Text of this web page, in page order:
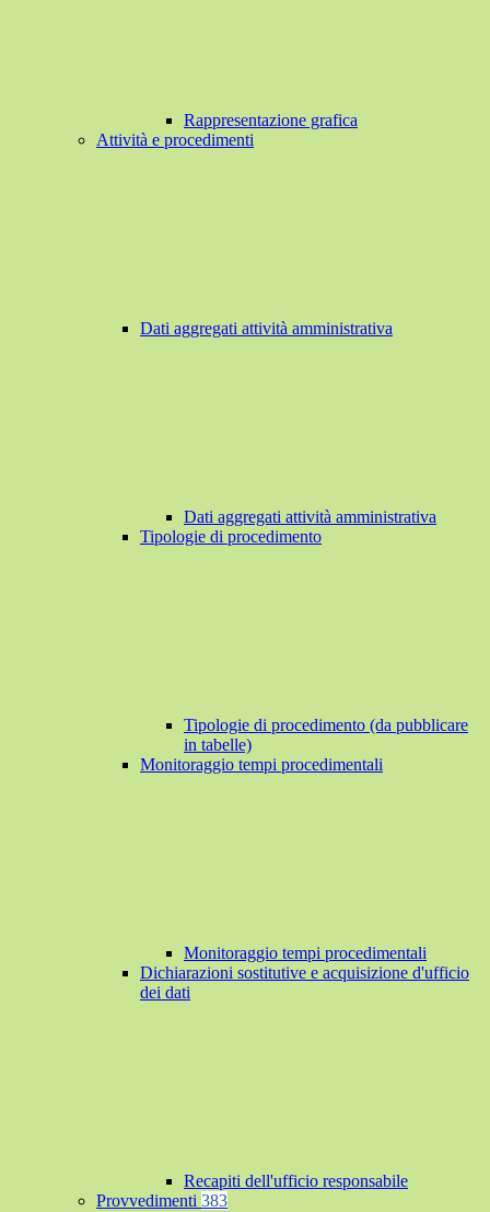
Rappresentazione grafica
Attività e procedimenti
Dati aggregati attività amministrativa
Dati aggregati attività amministrativa
Tipologie di procedimento
Tipologie di procedimento (da pubblicare
in tabelle)
Monitoraggio tempi procedimentali
Monitoraggio tempi procedimentali
Dichiarazioni sostitutive e acquisizione d'ufficio
dei dati
Recapiti dell'ufficio responsabile
Provvedimenti 383